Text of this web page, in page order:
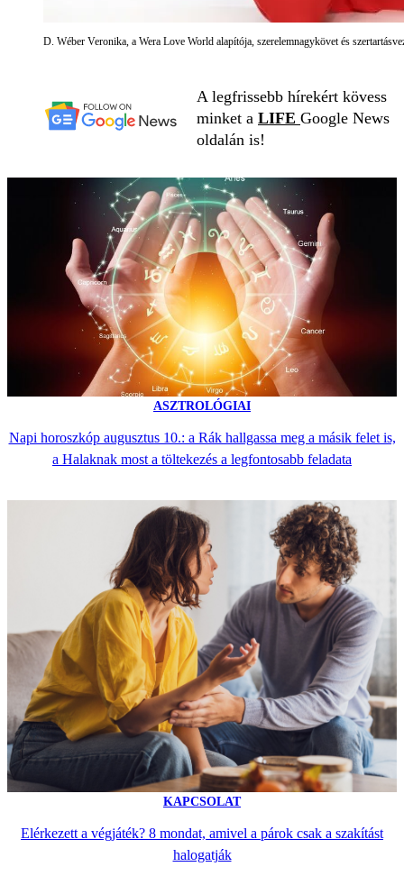
D. Wéber Veronika, a Wera Love World alapítója, szerelemnagykövet és
A legfrissebb hírekért kövess
minket a LIFE Google News
oldalán is!
ASZTROLÓGIAI
Napi horoszkóp augusztus 10.: a Rák hallgassa meg a másik felet is,
a Halaknak most a töltekezés a legfontosabb feladata
KAPCSOLAT
Elérkezett a végjáték? 8 mondat, amivel a párok csak a szakítást
halogatják